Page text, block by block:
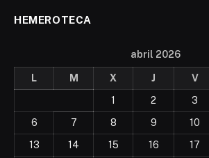
HEMEROTECA
abril 2026
L M X J V
1
2 3
6
7 8 9 10
13
14 15 16 17